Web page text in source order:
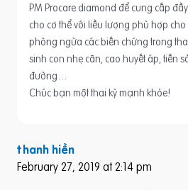
PM Procare diamond để cung cấp
cho cơ thể với liều lượng phù hợp
phòng ngừa các biến chứng trong
sinh con nhẹ cân, cao huyết áp, tiền
đường…
Chúc bạn một thai kỳ mạnh khỏe!
thanh hiền
February 27, 2019 at 2:14 pm